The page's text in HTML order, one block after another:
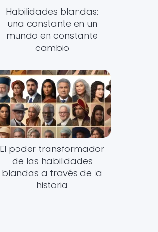
Habilidades blandas:
una constante en un
mundo en constante
cambio
El poder transformador
de las habilidades
blandas a través de la
historia